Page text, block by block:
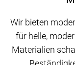
Wir bieten
für helle,
Materialien